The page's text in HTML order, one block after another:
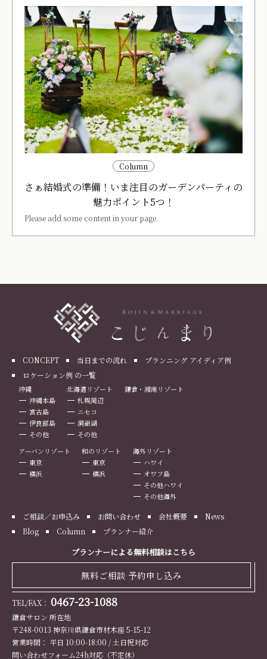
Column
さぁ結婚式の準備！いま注目のガーデンパーティの
魅力ポイント5つ！
Please add some content in your page.
CONCEPT 当日までの流れ
プランニング アイディア例
ロケーション例 の一覧
沖縄
沖縄本島
宮古島
伊良部島
その他
北海道リゾート
札幌周辺
ニセコ
洞爺湖
その他
鎌倉・湘南リゾート
アーバンリゾート
東京
横浜
和のリゾート
東京
横浜
海外リゾート
ハワイ
オワフ島
その他ハワイ
その他海外
ご相談／お申込み お問い合わせ 会社概要
News
Blog
Column プランナー紹介
プランナーによる無料相談はこちら
無料ご相談 予約申し込み
TEL/FAX： 0467-23-1088
鎌倉サロン 所在地
〒248-0013 神奈川県鎌倉市材木座 5-15-12
営業時間： 平日 10:00-18:00 / 土日祝対応
問い合わせフォーム24h対応（不定休）